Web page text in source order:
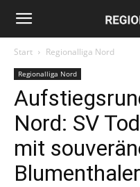
Regionalliga.de
Start Regionalliga Nord
Regionalliga Nord
Nord: SV
mit